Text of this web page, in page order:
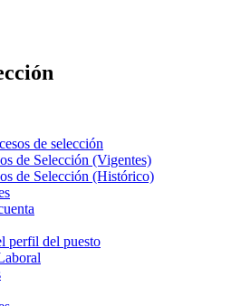
de selección
de Selección (Vigentes)
de Selección (Histórico)
perfil del puesto